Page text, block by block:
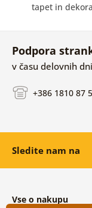
tapet in
Podpora
v času delovnih
+386 1810 87
Sledite nam na
Vse o nakupu